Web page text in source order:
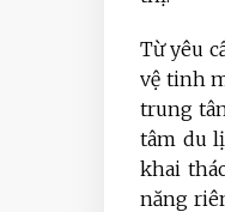
Từ yêu
vệ tinh
trung
tâm du
khai
năng